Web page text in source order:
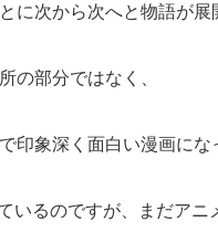
に次から次へと物語が展
の部分ではなく、
印象深く面白い漫画にな
いるのですが、まだアニ